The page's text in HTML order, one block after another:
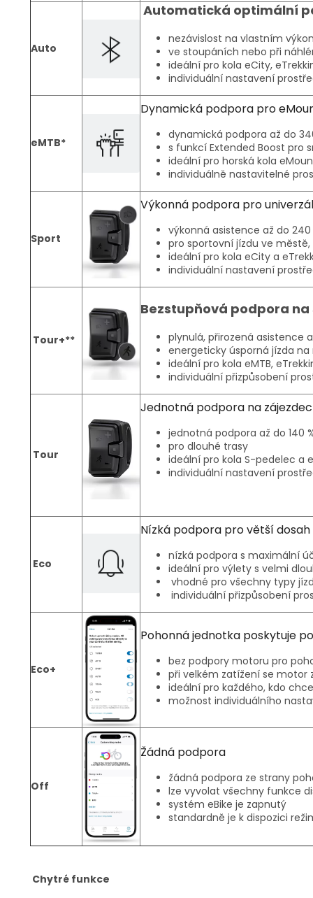
Auto
Automatická optimální
nezávislost na vlastním
ve stoupáních nebo při
ideální pro kola eCity,
individuální nastavení
eMTB*
Dynamická podpora pro
dynamická podpora až do
s funkcí Extended Boost pro
ideální pro horská kola
individuálně nastavitelné
Sport
Výkonná podpora pro
výkonná asistence až do
pro sportovní jízdu ve
ideální pro kola eCity a
individuální nastavení
Tour+**
Bezstupňová podpora
plynulá, přirozená asistence
energeticky úsporná jízda
ideální pro kola eMTB,
individuální přizpůsobení
Tour
Jednotná podpora na
jednotná podpora až do 140
pro dlouhé trasy
ideální pro kola S-pedelec a
individuální nastavení
Eco
Nízká podpora pro větší dosah
nízká podpora s maximální
ideální pro výlety s velmi
vhodné pro všechny typy
individuální přizpůsobení
Eco+
Pohonná jednotka poskytuje
bez podpory motoru pro
při velkém zatížení se motor
ideální pro každého, kdo
možnost individuálního
Off
Žádná podpora
žádná podpora ze strany
lze vyvolat všechny funkce
systém eBike je zapnutý
standardně je k dispozici
Chytré funkce